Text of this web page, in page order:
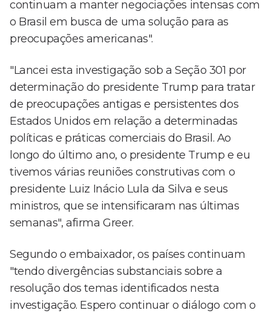
continuam a manter negociações intensas com
o Brasil em busca de uma solução para as
preocupações americanas".
"Lancei esta investigação sob a Seção 301 por
determinação do presidente Trump para tratar
de preocupações antigas e persistentes dos
Estados Unidos em relação a determinadas
políticas e práticas comerciais do Brasil. Ao
longo do último ano, o presidente Trump e eu
tivemos várias reuniões construtivas com o
presidente Luiz Inácio Lula da Silva e seus
ministros, que se intensificaram nas últimas
semanas", afirma Greer.
Segundo o embaixador, os países continuam
"tendo divergências substanciais sobre a
resolução dos temas identificados nesta
investigação. Espero continuar o diálogo com o